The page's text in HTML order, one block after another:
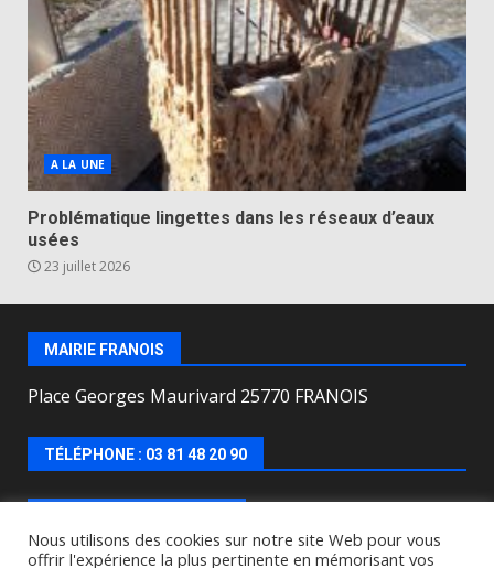
A LA UNE
Problématique lingettes dans les réseaux d’eaux
usées
23 juillet 2026
MAIRIE FRANOIS
Place Georges Maurivard 25770 FRANOIS
TÉLÉPHONE : 03 81 48 20 90
Lundi, mercredi, jeudi, vendredi de : 8h00 à 12h00 et
Nous utilisons des cookies sur notre site Web pour vous
offrir l'expérience la plus pertinente en mémorisant vos